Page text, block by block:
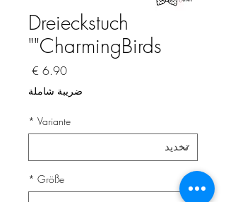
Dreieckstuch
"CharmingBirds"
السعر
ضريبة شاملة
Variante
*
Größe
*